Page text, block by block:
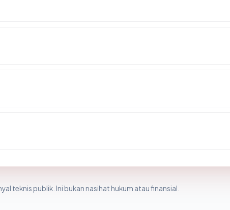
teknis publik. Ini bukan nasihat hukum atau finansial.